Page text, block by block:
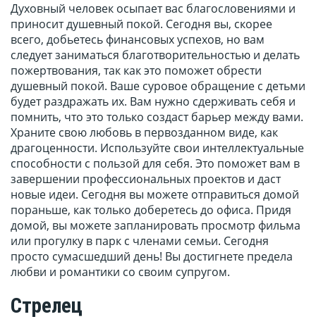
Духовный человек осыпает вас благословениями и
приносит душевный покой. Сегодня вы, скорее
всего, добьетесь финансовых успехов, но вам
следует заниматься благотворительностью и делать
пожертвования, так как это поможет обрести
душевный покой. Ваше суровое обращение с детьми
будет раздражать их. Вам нужно сдерживать себя и
помнить, что это только создаст барьер между вами.
Храните свою любовь в первозданном виде, как
драгоценности. Используйте свои интеллектуальные
способности с пользой для себя. Это поможет вам в
завершении профессиональных проектов и даст
новые идеи. Сегодня вы можете отправиться домой
пораньше, как только доберетесь до офиса. Придя
домой, вы можете запланировать просмотр фильма
или прогулку в парк с членами семьи. Сегодня
просто сумасшедший день! Вы достигнете предела
любви и романтики со своим супругом.
Стрелец